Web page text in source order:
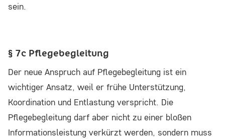
sein.
§ 7c Pflegebegleitung
Der neue Anspruch auf Pflegebegleitung ist ein
wichtiger Ansatz, weil er frühe Unterstützung,
Koordination und Entlastung verspricht. Die
Pflegebegleitung darf aber nicht zu einer bloßen
Informationsleistung verkürzt werden, sondern muss